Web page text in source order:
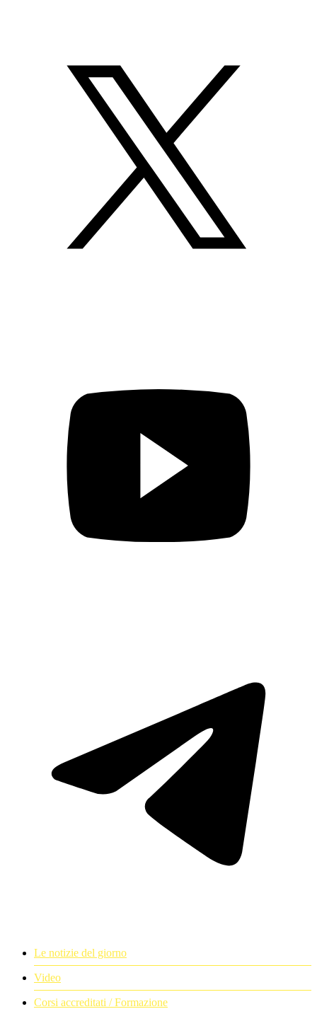
Le notizie del giorno
Video
Corsi accreditati / Formazione